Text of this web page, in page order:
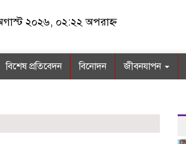
২০২৬, ০২:২২ অপরাহ্ন
বিশেষ প্রতিবেদন বিনোদন জীবনযাপন